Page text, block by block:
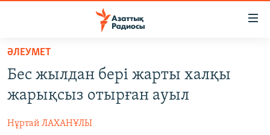
Skip
main
content
to
AZATTYQTV
ҚАҢТАР ОҚИҒАСЫ
ӘЛЕУМЕТ
Бес жылдан бері жарты халқы
жарықсыз отырған ауыл
Нұртай ЛАХАНҰЛЫ